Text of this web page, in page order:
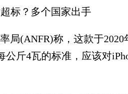
标？多个国家出手
(ANFR)称，这款于2020
公斤4瓦的标准，应该对